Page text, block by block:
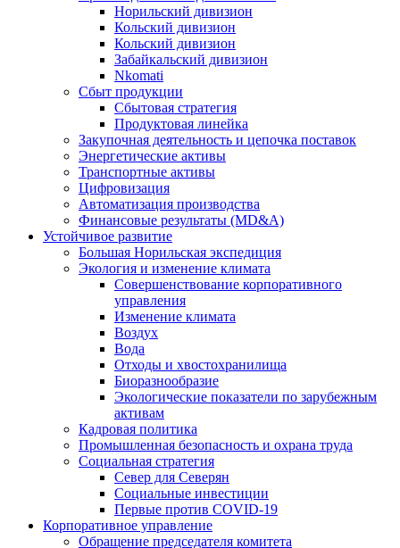
Норильский дивизион
Кольский дивизион
Кольский дивизион
Забайкальский дивизион
Nkomati
Сбыт продукции
Сбытовая стратегия
Продуктовая линейка
Закупочная деятельность и цепочка поставок
Энергетические активы
Транспортные активы
Цифровизация
Автоматизация производства
Финансовые результаты (MD&A)
Устойчивое развитие
Большая Норильская экспедиция
Экология и изменение климата
Совершенствование корпоративного
управления
Изменение климата
Воздух
Вода
Отходы и хвостохранилища
Биоразнообразие
Экологические показатели по зарубежным
активам
Кадровая политика
Промышленная безопасность и охрана труда
Социальная стратегия
Север для Северян
Социальные инвестиции
Первые против COVID‑19
Корпоративное управление
Обращение председателя комитета